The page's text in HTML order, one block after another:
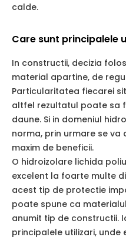
calde.
Care sunt principalele
In constructii, decizia
material apartine, de
Particularitatea fiecarei
altfel rezultatul poate sa
daune. Si in domeniul
norma, prin urmare se
maxim de beneficii.
O hidroizolare lichida
excelent la foarte multe
acest tip de protectie
poate spune ca
anumit tip de constructii.
principalele utilizari,